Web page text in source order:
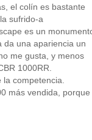
el colín es bastante
sufrido-a
es un
da una apariencia un
me gusta, y menos
1000RR.
la competencia.
más vendida, porque